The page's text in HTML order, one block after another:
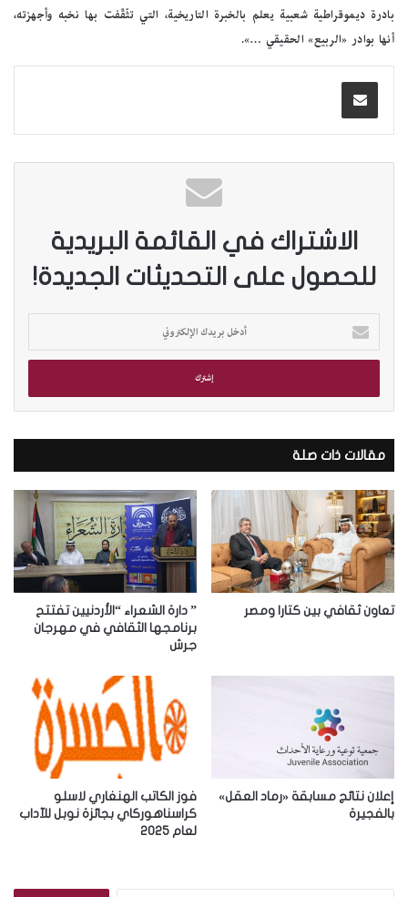
بادرة ديموقراطية شعبية يعلم بالخبرة التاريخية، التي تثّقّفت بها نخبه وأجهزته،
أنها بوادر «الربيع» الحقيقي …».
الاشتراك في القائمة البريدية
للحصول على التحديثات الجديدة!
خ
ب
ي
د
ك
ا
ل
إ
ل
ت
ر
مقالات ذات صلة
تعاون ثقافي بين كتارا ومصر
” دارة الشعراء “الأردنيين تفتتح
برنامجها الثقافي في مهرجان
جرش
إعلان نتائج مسابقة «رماد العقل»
بالفجيرة
فوز الكاتب الهنغاري لاسلو
كراسناهوركاي بجائزة نوبل للآداب
لعام 2025